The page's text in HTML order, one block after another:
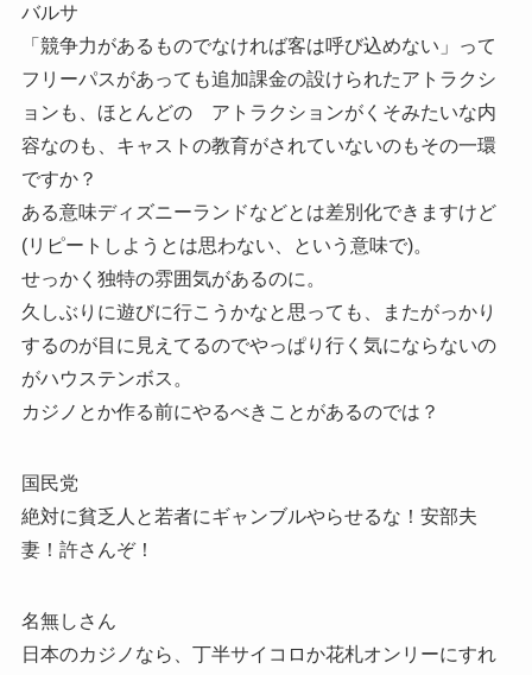
バルサ
「競争力があるものでなければ客は呼び込めない」って
フリーパスがあっても追加課金の設けられたアトラクシ
ョンも、ほとんどの アトラクションがくそみたいな内
容なのも、キャストの教育がされていないのもその一環
ですか？
ある意味ディズニーランドなどとは差別化できますけど
(リピートしようとは思わない、という意味で)。
せっかく独特の雰囲気があるのに。
久しぶりに遊びに行こうかなと思っても、またがっかり
するのが目に見えてるのでやっぱり行く気にならないの
がハウステンボス。
カジノとか作る前にやるべきことがあるのでは？
国民党
絶対に貧乏人と若者にギャンブルやらせるな！安部夫
妻！許さんぞ！
名無しさん
日本のカジノなら、丁半サイコロか花札オンリーにすれ